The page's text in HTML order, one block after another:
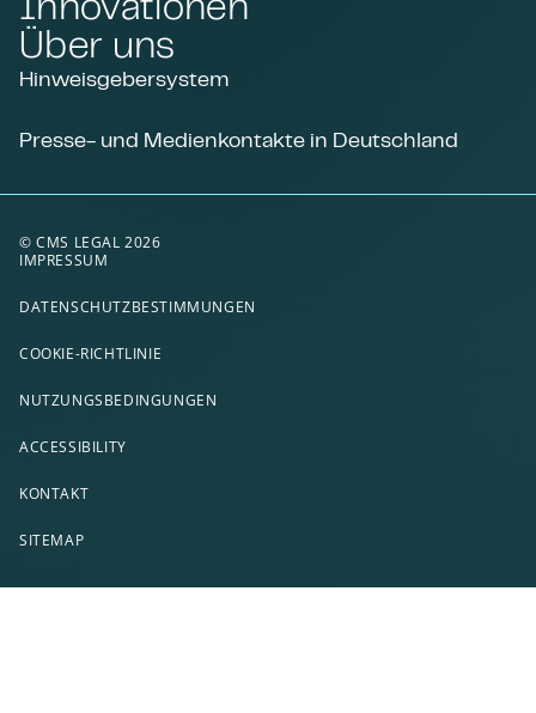
Über uns
Hinweisgebersystem
Presse- und Medienkontakte in Deutschland
© CMS LEGAL 2026
IMPRESSUM
DATENSCHUTZBESTIMMUNGEN
COOKIE-RICHTLINIE
NUTZUNGSBEDINGUNGEN
ACCESSIBILITY
KONTAKT
SITEMAP